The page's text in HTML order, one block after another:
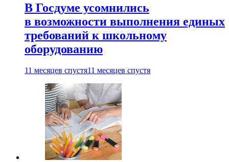
В Госдуме усомнились
в возможности выполнения единых
требований к школьному
оборудованию
11 месяцев спустя11 месяцев спустя